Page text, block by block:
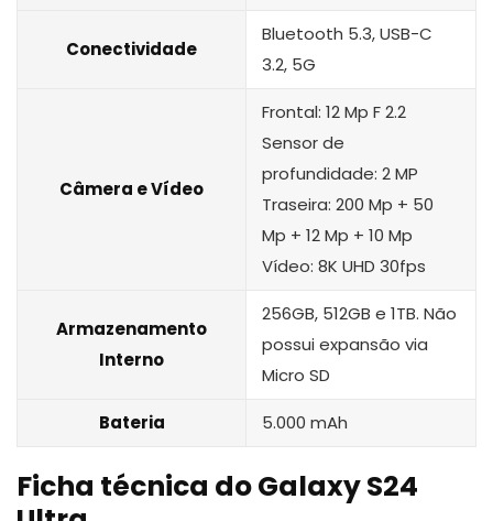
Conectividade
‎Bluetooth 5.3, USB-C
3.2, 5G
Câmera e Vídeo
Frontal: 12 Mp F 2.2
Sensor de
profundidade: 2 MP
Traseira: 200 Mp + 50
Mp + 12 Mp + 10 Mp
Vídeo: 8K UHD 30fps
Armazenamento
Interno
256GB, 512GB e 1TB. Não
possui expansão via
Micro SD
Bateria 5.000 mAh
Ficha técnica do Galaxy S24